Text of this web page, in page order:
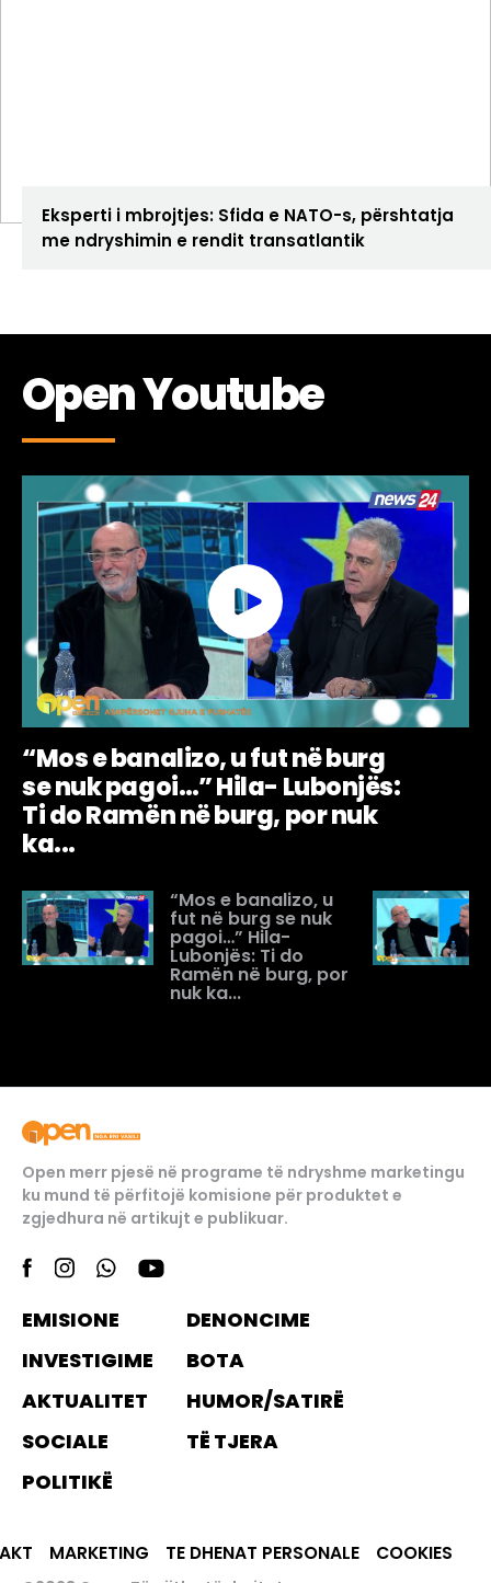
Eksperti i mbrojtjes: Sfida e NATO-s, përshtatja
me ndryshimin e rendit transatlantik
Open Youtube
“Mos e banalizo, u fut në burg
se nuk pagoi…” Hila- Lubonjës:
Ti do Ramën në burg, por nuk
ka...
“Mos e banalizo, u
fut në burg se nuk
pagoi…” Hila-
Lubonjës: Ti do
Ramën në burg, por
nuk ka...
Open merr pjesë në programe të ndryshme marketingu
ku mund të përfitojë komisione për produktet e
zgjedhura në artikujt e publikuar.
EMISIONE
INVESTIGIME
AKTUALITET
SOCIALE
POLITIKË
DENONCIME
BOTA
HUMOR/SATIRË
TË TJERA
MARKETING TE DHENAT PERSONALE COOKIES